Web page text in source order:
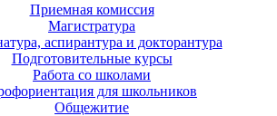
Приемная комиссия
Магистратура
аспирантура и докторантура
Подготовительные курсы
Работа со школами
для школьников
Общежитие